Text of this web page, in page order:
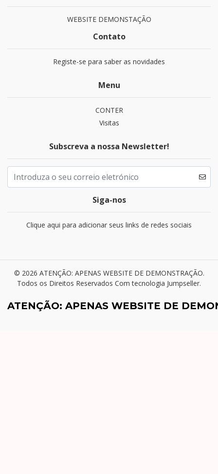
WEBSITE DEMONSTAÇÃO
Contato
Registe-se para saber as novidades
Menu
CONTER
Visitas
Subscreva a nossa Newsletter!
Siga-nos
Clique aqui para adicionar seus links de redes sociais
© 2026 ATENÇÃO: APENAS WEBSITE DE DEMONSTRAÇÃO.
Todos os Direitos Reservados Com tecnologia Jumpseller.
ATENÇÃO: APENAS WEBSITE DE